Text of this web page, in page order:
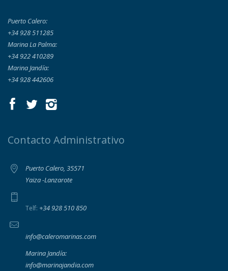
Puerto Calero:
+34 928 511285
Marina La Palma:
+34 922 410289
Marina Jandía:
+34 928 442606
Contacto Administrativo
Puerto Calero, 35571
Yaiza -Lanzarote
Telf: +34 928 510 850
info@caleromarinas.com
Marina Jandía:
info@marinajandia.com